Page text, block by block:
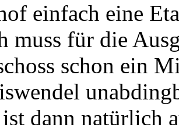
einfach eine
muss für die
schon ein
dann natürlich